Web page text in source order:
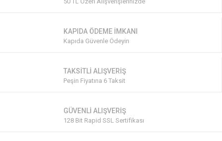
KAPIDA ÖDEME İMKANI
Kapıda Güvenle Ödeyin
TAKSİTLİ ALIŞVERİŞ
Peşin Fiyatına 6 Taksit
GÜVENLİ ALIŞVERİŞ
128 Bit Rapid SSL Sertifikası